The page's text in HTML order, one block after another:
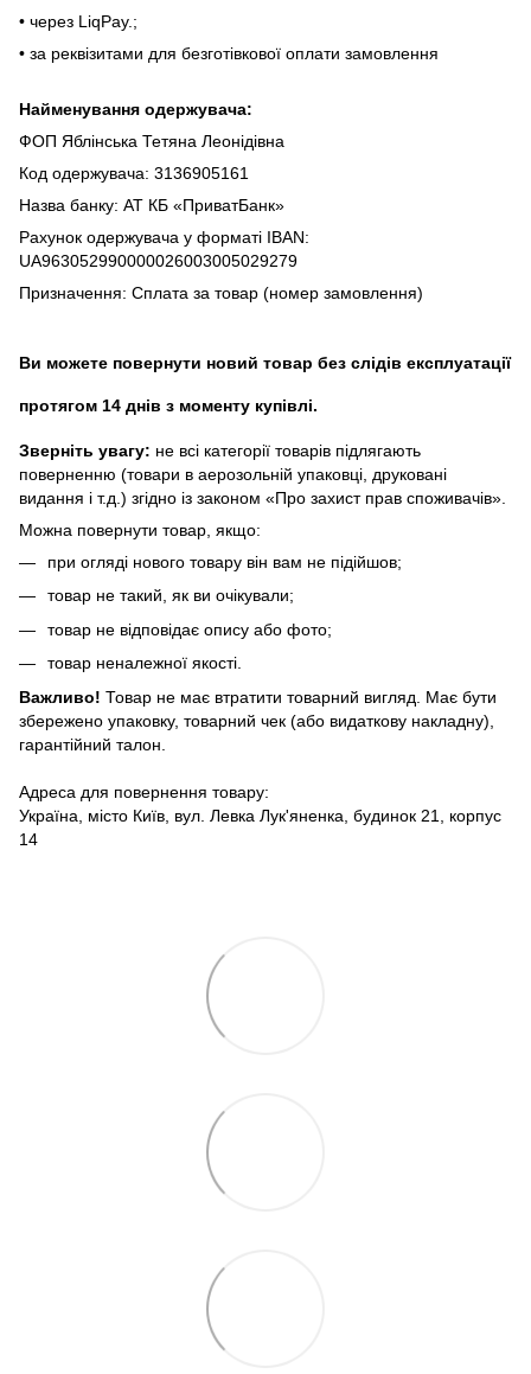
• чepeз LiqPaу.;
• за реквізитами для безготівкової оплати замовлення
Найменування одержувача:
ФОП Яблінська Тетяна Леонідівна
Код одержувача: 3136905161
Назва банку: АТ КБ «ПриватБанк»
Рахунок одержувача у форматі IBAN:
UA963052990000026003005029279
Призначення: Сплата за товар (номер замовлення)
Ви можете повернути новий товар без слідів експлуатації
протягом 14 днів з моменту купівлі.
Зверніть увагу: не всі категорії товарів підлягають
поверненню (товари в аерозольній упаковці, друковані
видання і т.д.) згідно із законом «Про захист прав споживачів».
Можна повернути товар, якщо:
при огляді нового товару він вам не підійшов;
товар не такий, як ви очікували;
товар не відповідає опису або фото;
товар неналежної якості.
Важливо! Товар не має втратити товарний вигляд. Має бути
збережено упаковку, товарний чек (або видаткову накладну),
гарантійний талон.
Адреса для повернення товару:
Україна, місто Київ, вул. Левка Лук'яненка, будинок 21, корпус
14